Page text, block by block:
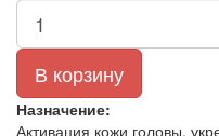
В корзину
Назначение:
Активация кожи головы,